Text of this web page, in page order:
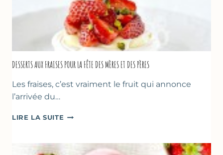
DESSERTS AUX FRAISES POUR LA FÊTE DES MÈRES ET DES PÈRES
Les fraises, c’est vraiment le fruit qui annonce
l’arrivée du…
LIRE LA SUITE DESSERTS
POUR